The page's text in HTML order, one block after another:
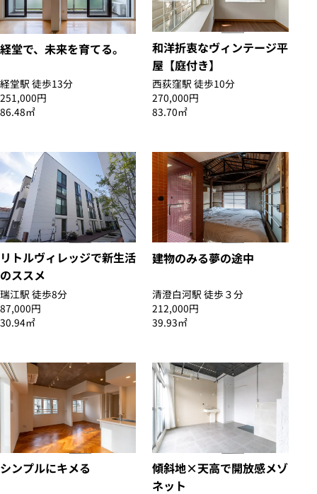
経堂で、未来を育てる。
経堂駅 徒歩13分
251,000円
86.48㎡
和洋折衷なヴィンテージ平
屋【庭付き】
西荻窪駅 徒歩10分
270,000円
83.70㎡
リトルヴィレッジで新生活
のススメ
瑞江駅 徒歩8分
87,000円
30.94㎡
建物のみる夢の途中
清澄白河駅 徒歩３分
212,000円
39.93㎡
シンプルにキメる
傾斜地×天高で開放感メゾ
ネット